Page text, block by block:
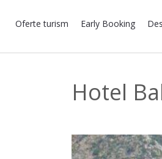
Oferte turism Early Booking
Hotel